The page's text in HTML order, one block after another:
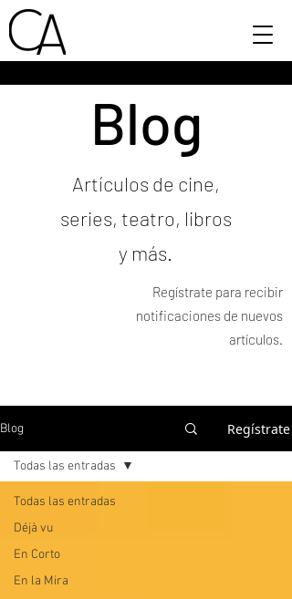
Blog
Artículos de cine,
series, teatro, libros
y más.
Regístrate para recibir
notificaciones de nuevos
artículos.
Blog Regístrate
Todas las entradas
Déjà vu
En Corto
En la Mira
Todas las entradas